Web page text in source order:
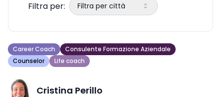
Filtra per: Filtra per città
Career Coach
Consulente Formazione Aziendale
Counselor
Life coach
Cristina Perillo